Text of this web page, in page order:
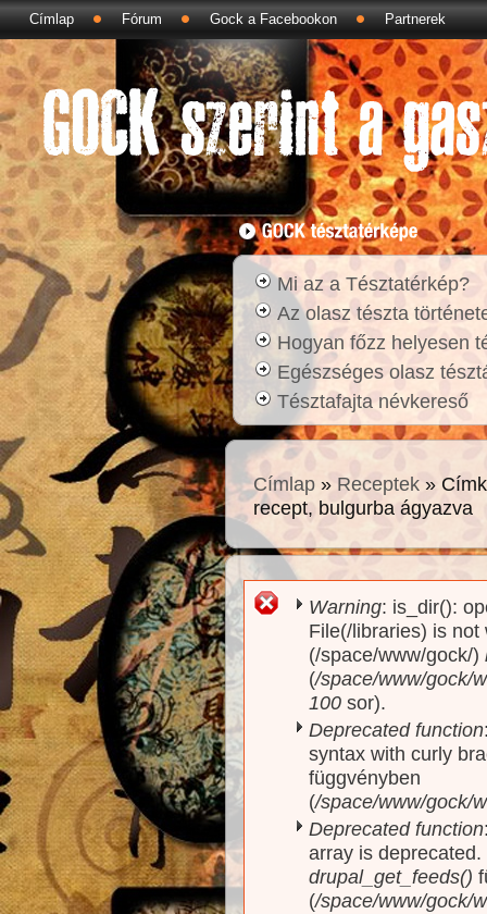
Címlap Fórum Gock a Facebookon Partnerek
Mi az a Tésztatérkép?
Az olasz tészta
Hogyan főzz helyesen
Egészséges olasz
Tésztafajta névkereső
Címlap » Receptek »
recept, bulgurba ágyazva
Hibaüzenet
Warning: is_dir():
File(/libraries) is
(/space/www/gock/)
(/space/www/gock/
100 sor).
Deprecated function
syntax with curly
függvényben
(/space/www/gock/
Deprecated function
array is
drupal_get_feeds()
(/space/www/gock/